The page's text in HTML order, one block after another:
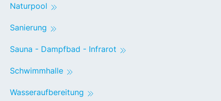
Naturpool
Sanierung
Sauna - Dampfbad - Infrarot
Schwimmhalle
Wasseraufbereitung